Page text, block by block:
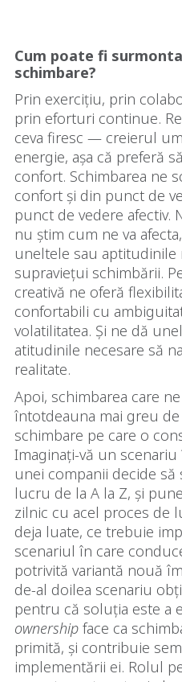
Cum poate fi
schimbare?
Prin exercițiu, prin
prin eforturi continue.
ceva firesc — creierul
energie, așa că preferă
confort. Schimbarea ne
confort și din punct de
punct de vedere afectiv.
nu știm cum ne va
uneltele sau aptitudinile
supraviețui schimbării.
creativă ne oferă
confortabili cu
volatilitatea. Și ne dă
atitudinile necesare să
realitate.
Apoi, schimbarea care
întotdeauna mai greu
schimbare pe care o
Imaginați-vă un scenariu
unei companii decide
lucru de la A la Z, și
zilnic cu acel proces de
deja luate, ce trebuie
scenariul în care
potrivită variantă nouă
de-al doilea scenariu
pentru că soluția este a
ownership face ca
primită, și contribuie
implementării ei. Rolul